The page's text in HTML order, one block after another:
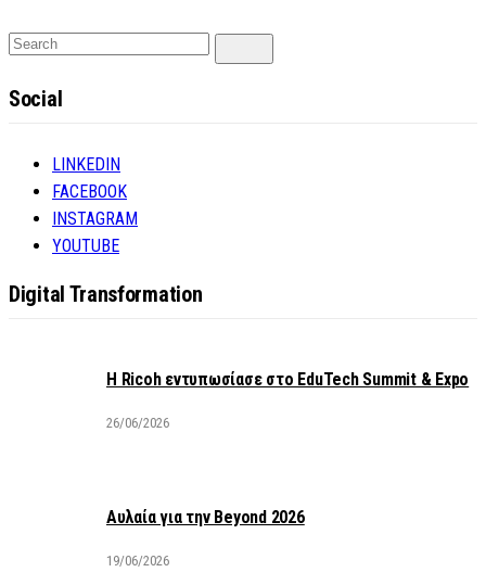
Search
Search
Social
LINKEDIN
FACEBOOK
INSTAGRAM
YOUTUBE
Digital Transformation
Η Ricoh εντυπωσίασε στο EduTech Summit & Expo
26/06/2026
Αυλαία για την Beyond 2026
19/06/2026